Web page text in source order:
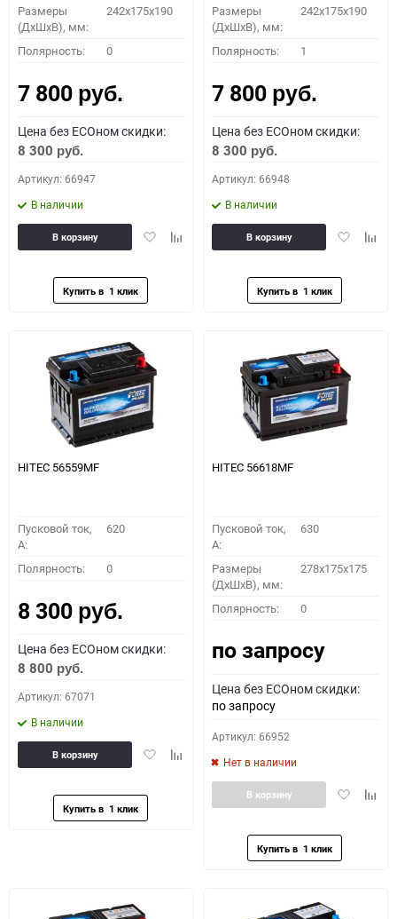
Размеры
(ДхШхВ), мм:
242x175x190
Полярность: 0
7 800 руб.
Цена без ECOном скидки:
8 300 руб.
Артикул: 66947
В наличии
ДобавитьДобавить
В корзину
Размеры
(ДхШхВ), мм:
242x175x190
Полярность: 1
7 800 руб.
Цена без ECOном скидки:
8 300 руб.
Артикул: 66948
В наличии
Добавить
В корзину
HITEC 56559MF
Пусковой ток,
A:
620
Полярность: 0
8 300 руб.
Цена без ECOном скидки:
8 800 руб.
Артикул: 67071
В наличии
ДобавитьДобавить
сравнению
В корзину
HITEC 56618MF
Пусковой ток,
A:
630
Размеры
(ДхШхВ), мм:
278x175x175
Полярность: 0
по запросу
Цена без ECOном скидки:
по запросу
Артикул: 66952
Нет в наличии
Добавить
В корзину